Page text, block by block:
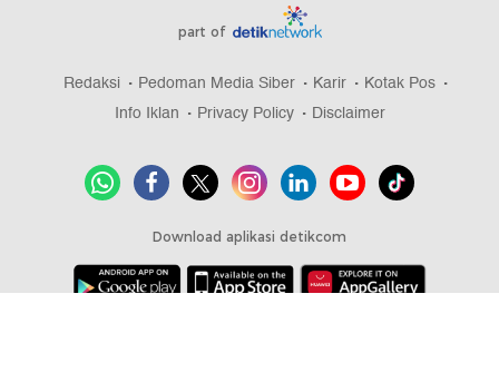
part of
Redaksi Pedoman Media Siber Karir
Kotak Pos
Info Iklan
Privacy Policy Disclaimer
Download aplikasi detikcom